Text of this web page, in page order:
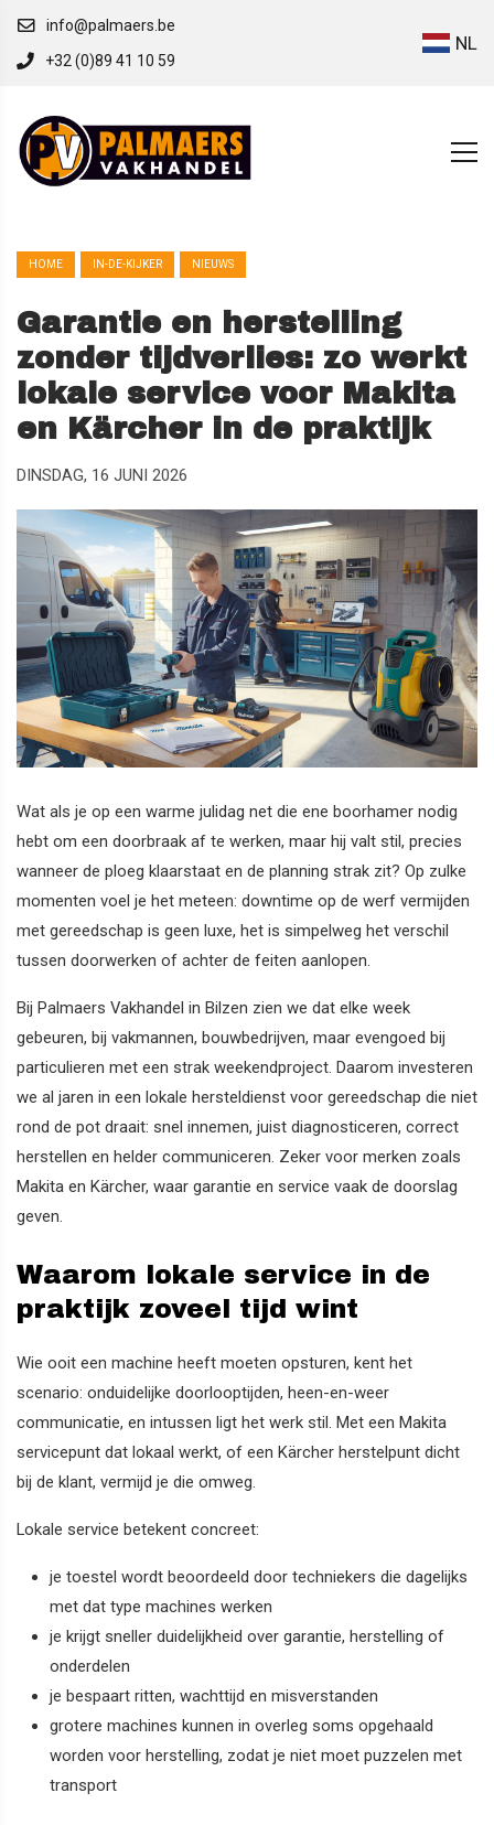
info@palmaers.be
+32 (0)89 41 10 59
NL
HOME IN-DE-KIJKER NIEUWS
Garantie en herstelling
zonder tijdverlies: zo werkt
lokale service voor Makita
en Kärcher in de praktijk
DINSDAG, 16 JUNI 2026
Wat als je op een warme julidag net die ene boorhamer nodig
hebt om een doorbraak af te werken, maar hij valt stil, precies
wanneer de ploeg klaarstaat en de planning strak zit? Op zulke
momenten voel je het meteen: downtime op de werf vermijden
met gereedschap is geen luxe, het is simpelweg het verschil
tussen doorwerken of achter de feiten aanlopen.
Bij Palmaers Vakhandel in Bilzen zien we dat elke week
gebeuren, bij vakmannen, bouwbedrijven, maar evengoed bij
particulieren met een strak weekendproject. Daarom investeren
we al jaren in een lokale hersteldienst voor gereedschap die niet
rond de pot draait: snel innemen, juist diagnosticeren, correct
herstellen en helder communiceren. Zeker voor merken zoals
Makita en Kärcher, waar garantie en service vaak de doorslag
geven.
Waarom lokale service in de
praktijk zoveel tijd wint
Wie ooit een machine heeft moeten opsturen, kent het
scenario: onduidelijke doorlooptijden, heen-en-weer
communicatie, en intussen ligt het werk stil. Met een Makita
servicepunt dat lokaal werkt, of een Kärcher herstelpunt dicht
bij de klant, vermijd je die omweg.
Lokale service betekent concreet:
je toestel wordt beoordeeld door techniekers die dagelijks
met dat type machines werken
je krijgt sneller duidelijkheid over garantie, herstelling of
onderdelen
je bespaart ritten, wachttijd en misverstanden
grotere machines kunnen in overleg soms opgehaald
worden voor herstelling, zodat je niet moet puzzelen met
transport